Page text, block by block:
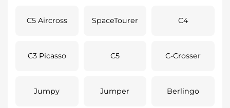
C5 Aircross SpaceTourer C4
C3 Picasso C5 C-Crosser
Jumpy Jumper Berlingo